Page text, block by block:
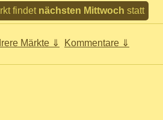
findet nächsten Mittwoch statt
Märkte ⇓ Kommentare ⇓